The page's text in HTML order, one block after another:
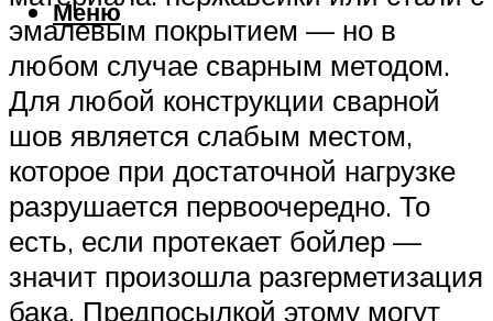
Меню
эмалевым покрытием — но в
любом случае сварным методом.
Для любой конструкции сварной
шов является слабым местом,
которое при достаточной нагрузке
разрушается первоочередно. То
есть, если протекает бойлер —
значит произошла разгерметизация
бака. Предпосылкой этому могут